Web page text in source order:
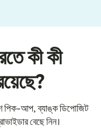
কী কী
পিক-আপ, ব্যাঙ্ক ডিপোজিট
বেছে নিন।